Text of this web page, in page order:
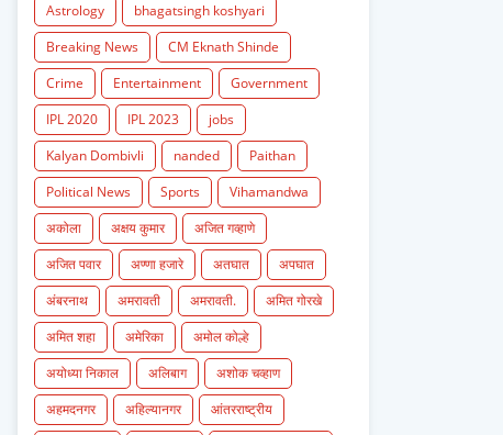
Astrology
bhagatsingh koshyari
Breaking News
CM Eknath Shinde
Crime
Entertainment
Government
IPL 2020
IPL 2023
jobs
Kalyan Dombivli
nanded
Paithan
Political News
Sports
Vihamandwa
अकोला
अक्षय कुमार
अजित गव्हाणे
अजित पवार
अण्णा हजारे अतघात
अपघात
अंबरनाथ
अमरावती अमरावती.
अमित गोरखे
अमित शहा
अमेरिका
अमोल कोल्हे
अयोध्या निकाल
अलिबाग
अशोक चव्हाण
अहमदनगर
अहिल्यानगर
आंतरराष्ट्रीय